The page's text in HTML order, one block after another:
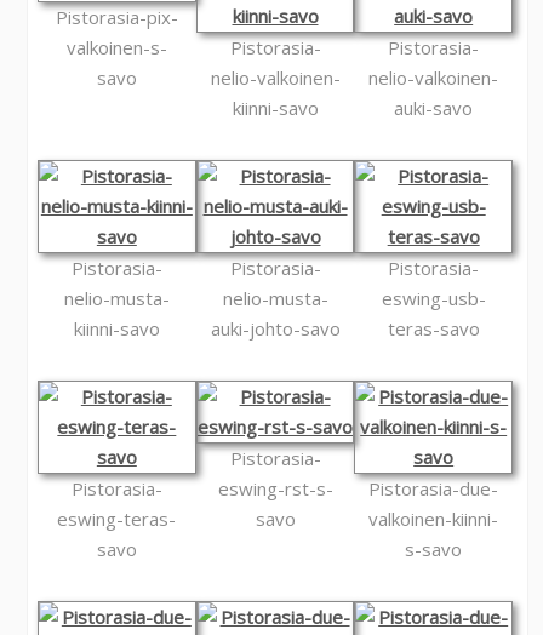
Pistorasia-pix-
valkoinen-s-
savo
Pistorasia-
nelio-valkoinen-
kiinni-savo
Pistorasia-
nelio-valkoinen-
auki-savo
Pistorasia-
nelio-musta-
kiinni-savo
Pistorasia-
nelio-musta-
auki-johto-savo
Pistorasia-
eswing-usb-
teras-savo
Pistorasia-
eswing-teras-
savo
Pistorasia-
eswing-rst-s-
savo
Pistorasia-due-
valkoinen-kiinni-
s-savo